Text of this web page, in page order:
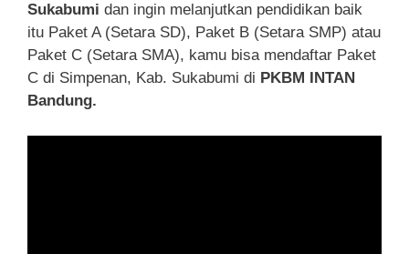
Sukabumi dan ingin melanjutkan pendidikan baik
itu Paket A (Setara SD), Paket B (Setara SMP) atau
Paket C (Setara SMA), kamu bisa mendaftar Paket
C di Simpenan, Kab. Sukabumi di PKBM INTAN
Bandung.